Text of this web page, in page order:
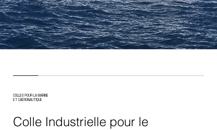
COLLES POUR LA MARINE
ET L’AÉRONAUTIQUE
Colle Industrielle pour le